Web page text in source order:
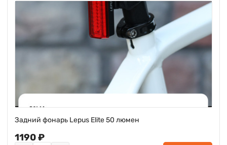
Задний фонарь Lepus Elite 50 люмен
1190 ₽